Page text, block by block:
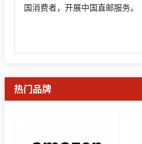
国消费者，开展中国直邮服务。
热门品牌